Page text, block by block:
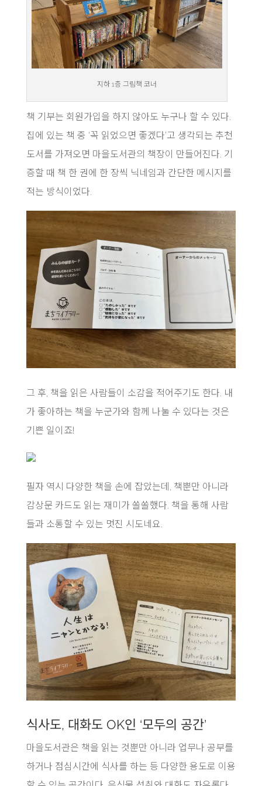
지하 1층 그림책 코너
책 기부는 회원가입을 하지 않아도 누구나 할 수 있다.
집에 있는 책 중 ‘꼭 읽었으면 좋겠다’고 생각되는 추천
도서를 가져오면 마을도서관의 책장이 만들어진다. 기
증할 때 책 한 권에 한 장씩 닉네임과 간단한 메시지를
적는 방식이었다.
그 후, 책을 읽은 사람들이 소감을 적어주기도 한다. 내
가 좋아하는 책을 누군가와 함께 나눌 수 있다는 것은
기쁜 일이죠!
필자 역시 다양한 책을 손에 잡았는데, 책뿐만 아니라
감상문 카드도 읽는 재미가 쏠쏠했다. 책을 통해 사람
들과 소통할 수 있는 멋진 시도네요.
식사도, 대화도 OK인 ‘모두의 공간’
마을도서관은 책을 읽는 것뿐만 아니라 업무나 공부를
하거나 점심시간에 식사를 하는 등 다양한 용도로 이용